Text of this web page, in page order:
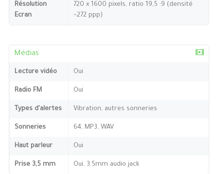
Résolution
Ecran
720 x 1600 pixels, ratio 19,5 :9 (densité
~272 ppp)
Médias
Lecture vidéo Oui
Radio FM Oui
Types d'alertes Vibration, autres sonneries
Sonneries 64, MP3, WAV
Haut parleur Oui
Prise 3,5 mm Oui, 3.5mm audio jack